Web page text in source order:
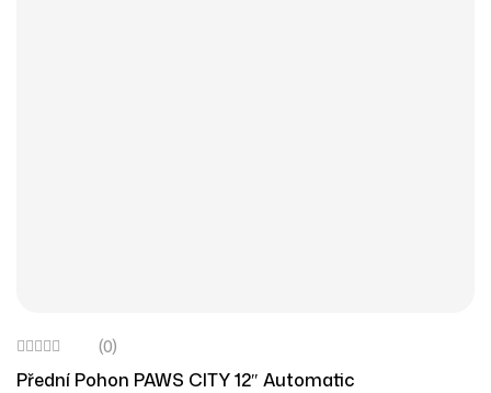
(0)
Přední Pohon PAWS CITY 12″ Automatic